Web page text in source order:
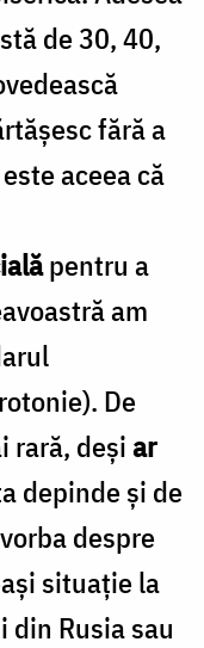
de 30, 40,
fără a
aceea că
pentru a
am
De
rară, deşiar
depinde şi de
despre
situaţie la
din Rusia sau